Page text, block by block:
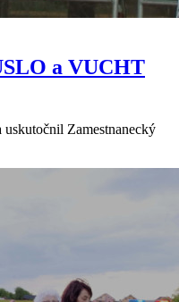
a VUCHT
Zamestnanecký